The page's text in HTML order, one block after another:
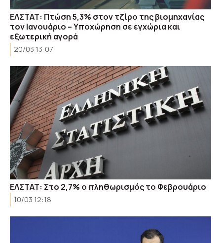
ΕΛΣΤΑΤ: Πτώση 5,3% στον τζίρο της βιομηχανίας
τον Ιανουάριο – Υποχώρηση σε εγχώρια και
εξωτερική αγορά
20/03 13:07
ΕΛΣΤΑΤ: Στο 2,7% ο πληθωρισμός το Φεβρουάριο
10/03 12:18